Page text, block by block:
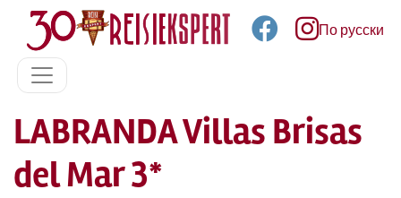
По русски
LABRANDA Villas Brisas
del Mar 3*